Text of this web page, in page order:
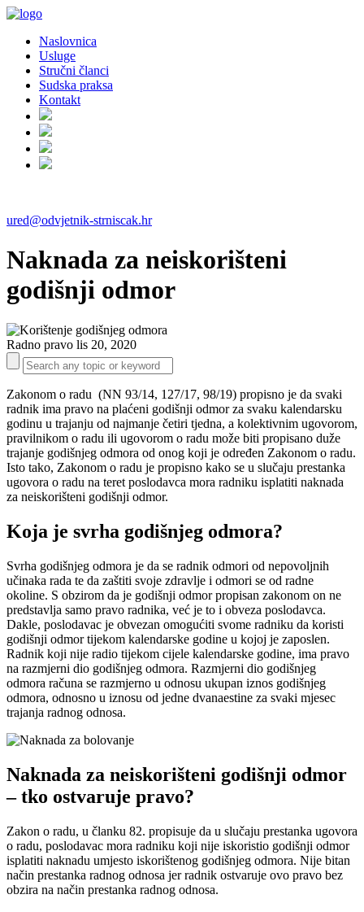
Naslovnica
Usluge
Stručni članci
Sudska praksa
Kontakt
ured@odvjetnik-strniscak.hr
Naknada za neiskorišteni
godišnji odmor
Radno pravo lis 20, 2020
Zakonom o radu (NN 93/14, 127/17, 98/19) propisno je da svaki
radnik ima pravo na plaćeni godišnji odmor za svaku kalendarsku
godinu u trajanju od najmanje četiri tjedna, a kolektivnim ugovorom,
pravilnikom o radu ili ugovorom o radu može biti propisano duže
trajanje godišnjeg odmora od onog koji je određen Zakonom o radu.
Isto tako, Zakonom o radu je propisno kako se u slučaju prestanka
ugovora o radu na teret poslodavca mora radniku isplatiti naknada
za neiskorišteni godišnji odmor.
Koja je svrha godišnjeg odmora?
Svrha godišnjeg odmora je da se radnik odmori od nepovoljnih
učinaka rada te da zaštiti svoje zdravlje i odmori se od radne
okoline. S obzirom da je godišnji odmor propisan zakonom on ne
predstavlja samo pravo radnika, već je to i obveza poslodavca.
Dakle, poslodavac je obvezan omogućiti svome radniku da koristi
godišnji odmor tijekom kalendarske godine u kojoj je zaposlen.
Radnik koji nije radio tijekom cijele kalendarske godine, ima pravo
na razmjerni dio godišnjeg odmora. Razmjerni dio godišnjeg
odmora računa se razmjerno u odnosu ukupan iznos godišnjeg
odmora, odnosno u iznosu od jedne dvanaestine za svaki mjesec
trajanja radnog odnosa.
Naknada za neiskorišteni godišnji odmor
– tko ostvaruje pravo?
Zakon o radu, u članku 82. propisuje da u slučaju prestanka ugovora
o radu, poslodavac mora radniku koji nije iskoristio godišnji odmor
isplatiti naknadu umjesto iskorištenog godišnjeg odmora. Nije bitan
način prestanka radnog odnosa jer radnik ostvaruje ovo pravo bez
obzira na način prestanka radnog odnosa.